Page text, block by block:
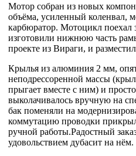
Мотор собран из новых
объёма, усиленный коленвал,
карбюратор. Мотоцикл
изготовили нижнюю часть
проекте из Вираги, и
Крылья из алюминия 2 мм,
неподрессоренной массы
прыгает вместе с ним) и
выколачивалось вручную на
бак поменяли на
коммутацию проводки
ручной работы.Радостный
удовольствием дубасит на нём.